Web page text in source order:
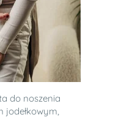
do noszenia
jodełkowym,